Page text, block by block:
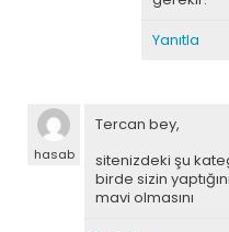
Yanıtla
hasab
Tercan bey,
sitenizdeki şu
birde sizin
mavi olmasını